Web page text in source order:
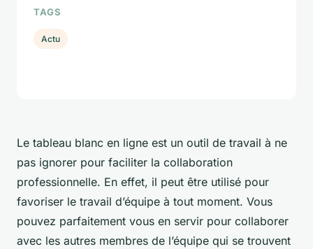
Le tableau blanc en ligne est un outil de travail à ne
pas ignorer pour faciliter la collaboration
professionnelle. En effet, il peut être utilisé pour
favoriser le travail d’équipe à tout moment. Vous
pouvez parfaitement vous en servir pour collaborer
avec les autres membres de l’équipe qui se trouvent
TAGS
Actu